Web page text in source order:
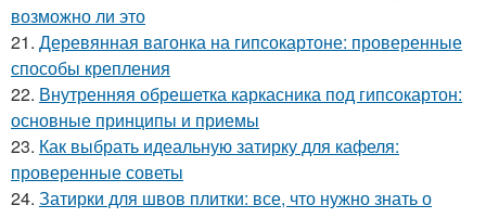
возможно ли это
21. Деревянная вагонка на гипсокартоне: проверенные
способы крепления
22. Внутренняя обрешетка каркасника под гипсокартон:
основные принципы и приемы
23. Как выбрать идеальную затирку для кафеля:
проверенные советы
24. Затирки для швов плитки: все, что нужно знать о